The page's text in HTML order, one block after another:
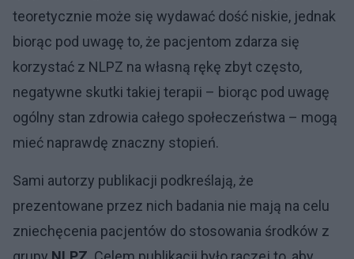
teoretycznie może się wydawać dość niskie, jednak
biorąc pod uwagę to, że pacjentom zdarza się
korzystać z NLPZ na własną rękę zbyt często,
negatywne skutki takiej terapii – biorąc pod uwagę
ogólny stan zdrowia całego społeczeństwa – mogą
mieć naprawdę znaczny stopień.
Sami autorzy publikacji podkreślają, że
prezentowane przez nich badania nie mają na celu
zniechęcenia pacjentów do stosowania środków z